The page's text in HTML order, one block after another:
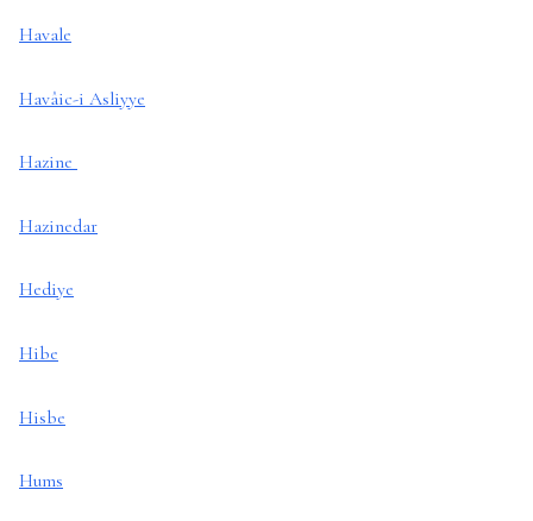
Havale
Havâic-i Asliyye
Hazine
Hazinedar
Hediye
Hibe
Hisbe
Hums